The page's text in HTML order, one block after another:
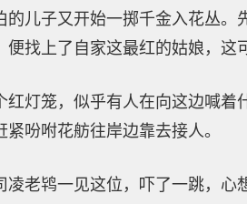
儿子又开始一掷千金入花丛。
找上了自家这最红的姑娘，这
灯笼，似乎有人在向这边喊
吩咐花舫往岸边靠去接人。
老鸨一见这位，吓了一跳，